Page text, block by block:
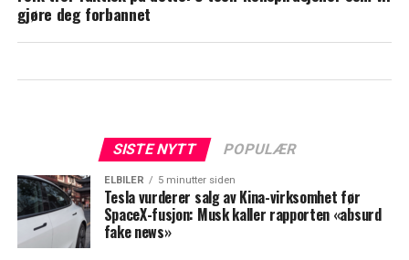
gjøre deg forbannet
SISTE NYTT POPULÆR
ELBILER 5 minutter siden
Tesla vurderer salg av Kina-virksomhet før
SpaceX-fusjon: Musk kaller rapporten «absurd
fake news»